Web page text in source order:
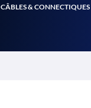
CÂBLES & CONNECTIQUES